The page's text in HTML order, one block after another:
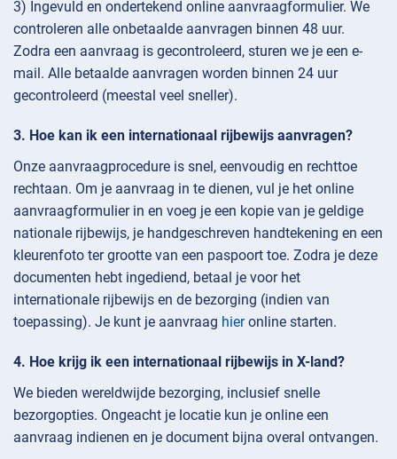
3) Ingevuld en ondertekend online aanvraagformulier. We
controleren alle onbetaalde aanvragen binnen 48 uur.
Zodra een aanvraag is gecontroleerd, sturen we je een e-
mail. Alle betaalde aanvragen worden binnen 24 uur
gecontroleerd (meestal veel sneller).
Hoe kan ik een internationaal rijbewijs aanvragen?
Onze aanvraagprocedure is snel, eenvoudig en rechttoe
rechtaan. Om je aanvraag in te dienen, vul je het online
aanvraagformulier in en voeg je een kopie van je geldige
nationale rijbewijs, je handgeschreven handtekening en een
kleurenfoto ter grootte van een paspoort toe. Zodra je deze
documenten hebt ingediend, betaal je voor het
internationale rijbewijs en de bezorging (indien van
toepassing). Je kunt je aanvraag hieronline starten.
Hoe krijg ik een internationaal rijbewijs in X-land?
We bieden wereldwijde bezorging, inclusief snelle
bezorgopties. Ongeacht je locatie kun je online een
aanvraag indienen en je document bijna overal ontvangen.